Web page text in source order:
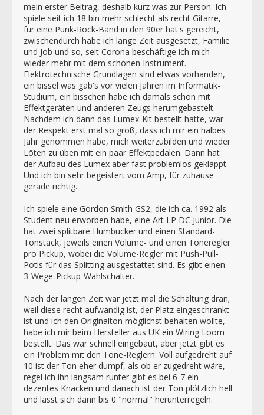
mein erster Beitrag, deshalb kurz was zur Person: Ich
spiele seit ich 18 bin mehr schlecht als recht Gitarre,
für eine Punk-Rock-Band in den 90er hat's gereicht,
zwischendurch habe ich lange Zeit ausgesetzt, Familie
und Job und so, seit Corona beschäftige ich mich
wieder mehr mit dem schönen Instrument.
Elektrotechnische Grundlagen sind etwas vorhanden,
ein bissel was gab's vor vielen Jahren im Informatik-
Studium, ein bisschen habe ich damals schon mit
Effektgeräten und anderen Zeugs herumgebastelt.
Nachdem ich dann das Lumex-Kit bestellt hatte, war
der Respekt erst mal so groß, dass ich mir ein halbes
Jahr genommen habe, mich weiterzubilden und wieder
Löten zu üben mit ein paar Effektpedalen. Dann hat
der Aufbau des Lumex aber fast problemlos geklappt.
Und ich bin sehr begeistert vom Amp, für zuhause
gerade richtig.
Ich spiele eine Gordon Smith GS2, die ich ca. 1992 als
Student neu erworben habe, eine Art LP DC Junior. Die
hat zwei splitbare Humbucker und einen Standard-
Tonstack, jeweils einen Volume- und einen Toneregler
pro Pickup, wobei die Volume-Regler mit Push-Pull-
Potis für das Splitting ausgestattet sind. Es gibt einen
3-Wege-Pickup-Wahlschalter.
Nach der langen Zeit war jetzt mal die Schaltung dran;
weil diese recht aufwändig ist, der Platz eingeschränkt
ist und ich den Originalton möglichst behalten wollte,
habe ich mir beim Hersteller aus UK ein Wiring Loom
bestellt. Das war schnell eingebaut, aber jetzt gibt es
ein Problem mit den Tone-Reglern: Voll aufgedreht auf
10 ist der Ton eher dumpf, als ob er zugedreht wäre,
regel ich ihn langsam runter gibt es bei 6-7 ein
dezentes Knacken und danach ist der Ton plötzlich hell
und lässt sich dann bis 0 "normal" herunterregeln.